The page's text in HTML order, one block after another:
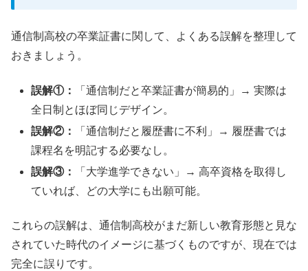
通信制高校の卒業証書に関して、よくある誤解を整理して
おきましょう。
誤解①：
「通信制だと卒業証書が簡易的」→ 実際は
全日制とほぼ同じデザイン。
誤解②：
「通信制だと履歴書に不利」→ 履歴書では
課程名を明記する必要なし。
誤解③：
「大学進学できない」→ 高卒資格を取得し
ていれば、どの大学にも出願可能。
これらの誤解は、通信制高校がまだ新しい教育形態と見な
されていた時代のイメージに基づくものですが、現在では
完全に誤りです。